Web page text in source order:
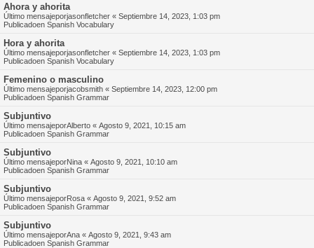
Ahora y ahorita
Último mensajeporjasonfletcher « Septiembre 14, 2023, 1:03 pm
Publicadoen Spanish Vocabulary
Hora y ahorita
Último mensajeporjasonfletcher « Septiembre 14, 2023, 1:03 pm
Publicadoen Spanish Vocabulary
Femenino o masculino
Último mensajeporjacobsmith « Septiembre 14, 2023, 12:00 pm
Publicadoen Spanish Grammar
Subjuntivo
Último mensajeporAlberto « Agosto 9, 2021, 10:15 am
Publicadoen Spanish Grammar
Subjuntivo
Último mensajeporNina « Agosto 9, 2021, 10:10 am
Publicadoen Spanish Grammar
Subjuntivo
Último mensajeporRosa « Agosto 9, 2021, 9:52 am
Publicadoen Spanish Grammar
Subjuntivo
Último mensajeporAna « Agosto 9, 2021, 9:43 am
Publicadoen Spanish Grammar